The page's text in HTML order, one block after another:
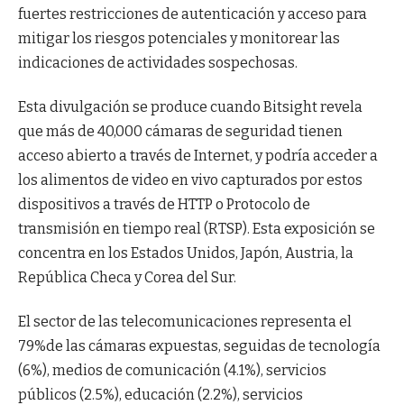
fuertes restricciones de autenticación y acceso para
mitigar los riesgos potenciales y monitorear las
indicaciones de actividades sospechosas.
Esta divulgación se produce cuando Bitsight revela
que más de 40,000 cámaras de seguridad tienen
acceso abierto a través de Internet, y podría acceder a
los alimentos de video en vivo capturados por estos
dispositivos a través de HTTP o Protocolo de
transmisión en tiempo real (RTSP). Esta exposición se
concentra en los Estados Unidos, Japón, Austria, la
República Checa y Corea del Sur.
El sector de las telecomunicaciones representa el
79%de las cámaras expuestas, seguidas de tecnología
(6%), medios de comunicación (4.1%), servicios
públicos (2.5%), educación (2.2%), servicios